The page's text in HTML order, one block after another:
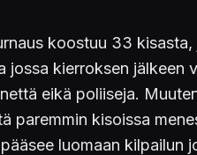
koostuu 33 kisasta,
kierroksen jälkeen
eikä poliiseja.
paremmin kisoissa
luomaan kilpailun